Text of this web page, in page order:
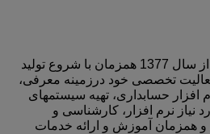
از سال 1377 همزمان با شروع تولید
تخصصی خود درزمینه معرفی،
حسابداری، تهیه سیستمهای
نیاز نرم افزار، کارشناسی و
و همزمان آموزش و ارائه خدمات